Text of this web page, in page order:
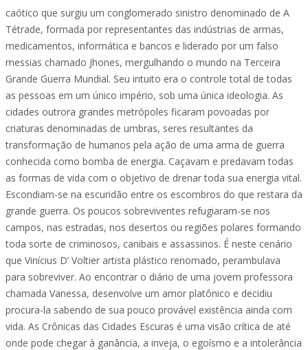
caótico que surgiu um conglomerado sinistro denominado de A
Tétrade, formada por representantes das indústrias de armas,
medicamentos, informática e bancos e liderado por um falso
messias chamado Jhones, mergulhando o mundo na Terceira
Grande Guerra Mundial. Seu intuito era o controle total de todas
as pessoas em um único império, sob uma única ideologia. As
cidades outrora grandes metrópoles ficaram povoadas por
criaturas denominadas de umbras, seres resultantes da
transformação de humanos pela ação de uma arma de guerra
conhecida como bomba de energia. Caçavam e predavam todas
as formas de vida com o objetivo de drenar toda sua energia vital.
Escondiam-se na escuridão entre os escombros do que restara da
grande guerra. Os poucos sobreviventes refugiaram-se nos
campos, nas estradas, nos desertos ou regiões polares formando
toda sorte de criminosos, canibais e assassinos. É neste cenário
que Vinícius D’ Voltier artista plástico renomado, perambulava
para sobreviver. Ao encontrar o diário de uma jovem professora
chamada Vanessa, desenvolve um amor platônico e decidiu
procura-la sabendo de sua pouco provável existência ainda com
vida. As Crônicas das Cidades Escuras é uma visão crítica de até
onde pode chegar à ganância, a inveja, o egoísmo e a intolerância